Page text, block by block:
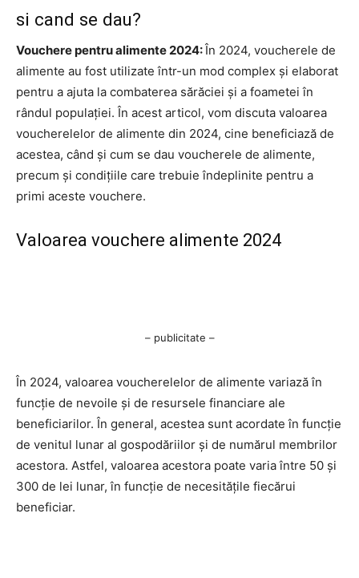
si cand se dau?
Vouchere pentru alimente 2024:În 2024, voucherele de
alimente au fost utilizate într-un mod complex și elaborat
pentru a ajuta la combaterea sărăciei și a foametei în
rândul populației. În acest articol, vom discuta valoarea
voucherelelor de alimente din 2024, cine beneficiază de
acestea, când și cum se dau voucherele de alimente,
precum și condițiile care trebuie îndeplinite pentru a
primi aceste vouchere.
Valoarea vouchere alimente 2024
– publicitate –
În 2024, valoarea voucherelelor de alimente variază în
funcție de nevoile și de resursele financiare ale
beneficiarilor. În general, acestea sunt acordate în funcție
de venitul lunar al gospodăriilor și de numărul membrilor
acestora. Astfel, valoarea acestora poate varia între 50 și
300 de lei lunar, în funcție de necesitățile fiecărui
beneficiar.